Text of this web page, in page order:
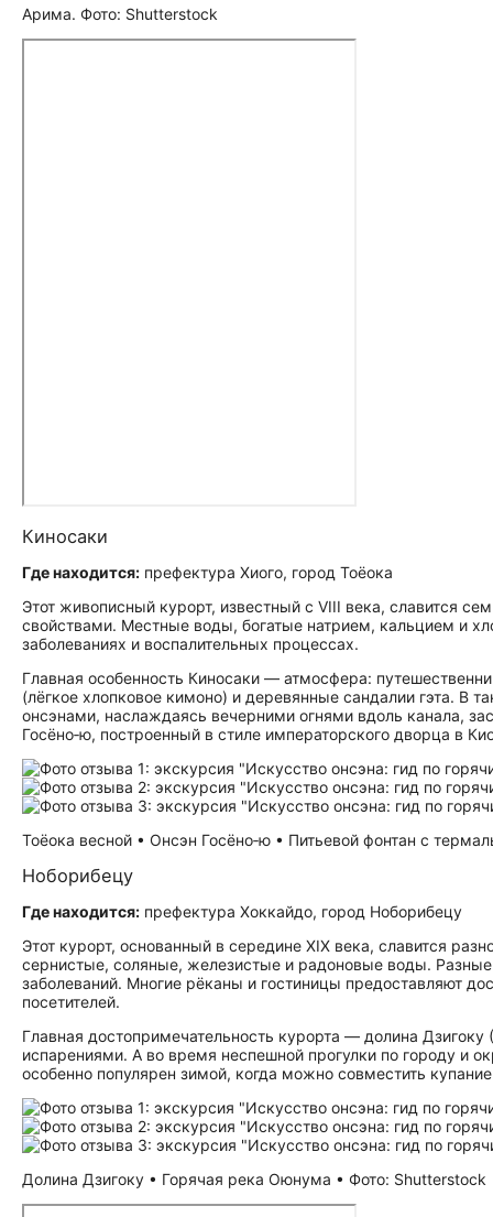
Арима. Фото: Shutterstock
Киносаки
Где находится: префектура Хиого, город Тоёока
Этот живописный курорт, известный с VIII века, славится
свойствами. Местные воды, богатые натрием, кальцием и
заболеваниях и воспалительных процессах.
Главная особенность Киносаки — атмосфера:
(лёгкое хлопковое кимоно) и деревянные сандалии гэта.
онсэнами, наслаждаясь вечерними огнями вдоль канала,
Госёно‑ю, построенный в стиле императорского дворца в
Тоёока весной • Онсэн Госёно‑ю • Питьевой фонтан с
Ноборибецу
Где находится: префектура Хоккайдо, город Ноборибецу
Этот курорт, основанный в середине XIX века, славится
сернистые, соляные, железистые и радоновые воды.
заболеваний. Многие рёканы и гостиницы предоставляют
посетителей.
Главная до­сто­при­ме­ча­тель­но­сть курорта — долина
испарениями. А во время неспешной прогулки по городу и
особенно популярен зимой, когда можно совместить
Долина Дзигоку • Горячая река Оюнума • Фото: Shutterstock